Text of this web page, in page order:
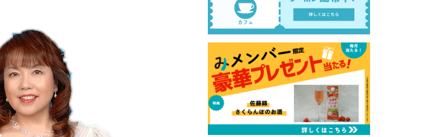
まるはり 雑誌・デジタルブック
Digital books
エリア特集
Travel